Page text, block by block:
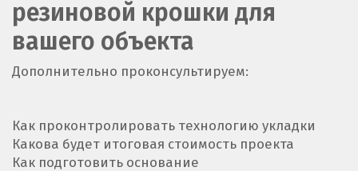
резиновой крошки для
вашего объекта
Дополнительно проконсультируем:
Как проконтролировать технологию укладки
Какова будет итоговая стоимость проекта
Как подготовить основание